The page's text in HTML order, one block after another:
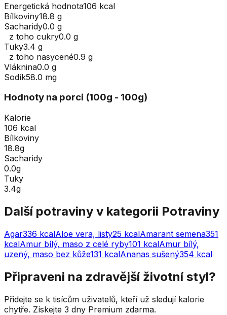
Energetická hodnota106 kcal
Bílkoviny18.8 g
Sacharidy0.0 g
z toho cukry0.0 g
Tuky3.4 g
z toho nasycené0.9 g
Vláknina0.0 g
Sodík58.0 mg
Hodnoty na porci (100g - 100g)
Kalorie
106 kcal
Bílkoviny
18.8g
Sacharidy
0.0g
Tuky
3.4g
Další potraviny v kategorii Potraviny
Agar336 kcalAloe vera, listy25 kcalAmarant semena351
kcalAmur bílý, maso z celé ryby101 kcalAmur bílý,
uzený, maso bez kůže131 kcalAnanas sušený354 kcal
Připraveni na zdravější životní styl?
Přidejte se k tisícům uživatelů, kteří už sledují kalorie
chytře. Získejte 3 dny Premium zdarma.